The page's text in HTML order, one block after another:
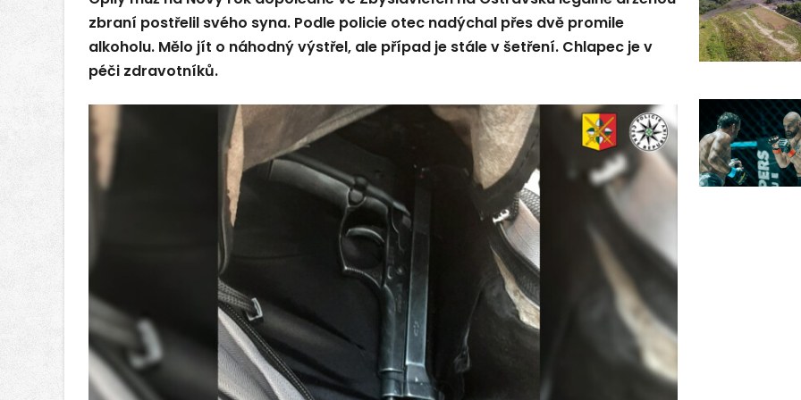
zbraní postřelil svého syna. Podle policie otec nadýchal přes dvě promile
alkoholu. Mělo jít o náhodný výstřel, ale případ je stále v šetření. Chlapec je v
péči zdravotníků.